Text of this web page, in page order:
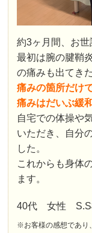
約3ヶ月間、お世
最初は腕の腱鞘
の痛みも出てき
痛みの箇所だけ
痛みはだいぶ緩
自宅での体操や
いただき、自分
した。
これからも身体
ます。
40代 女性 S.S
※お客様の感想であり